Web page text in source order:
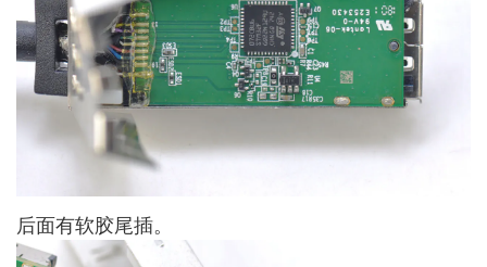
后面有软胶尾插。